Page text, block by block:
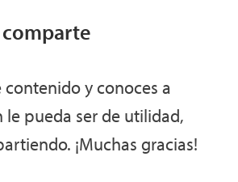
contenido y conoces a
pueda ser de utilidad,
¡Muchas gracias!